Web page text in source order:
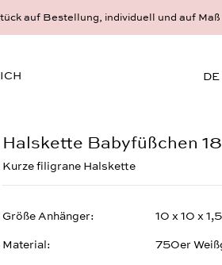
auf Bestellung, individuell und auf Maß
Halskette Babyfüßchen
Kurze filigrane Halskette
Größe Anhänger 10 x 10 x
Material 750er